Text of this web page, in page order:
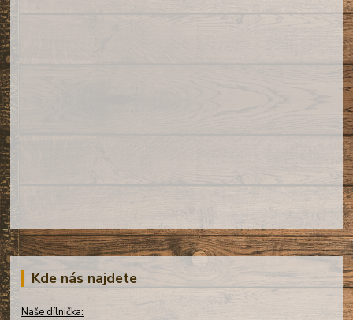
Kde nás najdete
Naše dílnička: